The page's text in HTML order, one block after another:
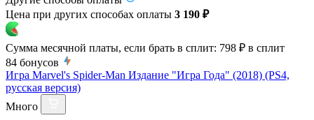
Цена при других способах оплаты 3 190 ₽
Сумма месячной платы, если брать в сплит: 798 ₽ в сплит
84 бонусов
Игра Marvel's Spider-Man Издание "Игра Года" (2018) (PS4,
русская версия)
Много